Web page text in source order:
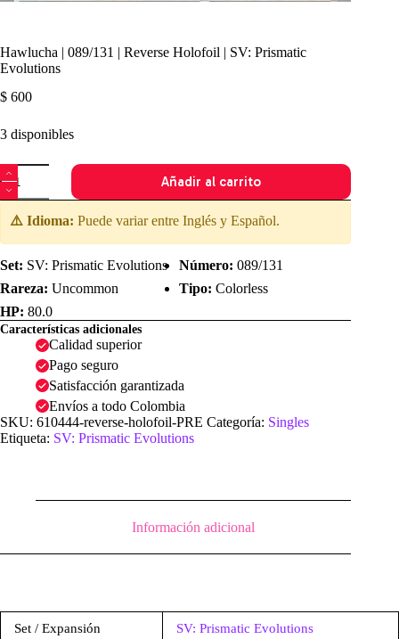
Hawlucha | 089/131 | Reverse Holofoil | SV: Prismatic
Evolutions
$ 600
3 disponibles
Hawlucha
|
089/131
Holofoil
|
Prismatic
Evolutions
cantidad
Añadir al carrito
⚠️ Idioma: Puede variar entre Inglés y Español.
Set: SV: Prismatic Evolutions Número: 089/131
Rareza: Uncommon Tipo: Colorless
HP: 80.0
Características adicionales
Calidad superior
Pago seguro
Satisfacción garantizada
Envíos a todo Colombia
SKU: 610444-reverse-holofoil-PRE Categoría: Singles
Etiqueta: SV: Prismatic Evolutions
Información adicional
Set / Expansión SV: Prismatic Evolutions